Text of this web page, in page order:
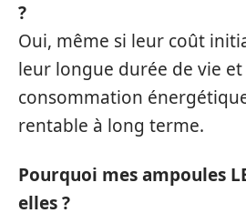
?
Oui, même si leur coût
leur longue durée de vie
consommation
rentable à long terme.
Pourquoi mes ampoules
elles ?